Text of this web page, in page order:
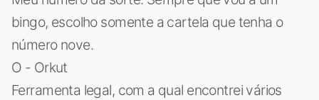
bingo, escolho somente a cartela que tenha o
número nove.
O - Orkut
Ferramenta legal, com a qual encontrei vários